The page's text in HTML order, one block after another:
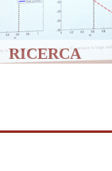
RICERCA